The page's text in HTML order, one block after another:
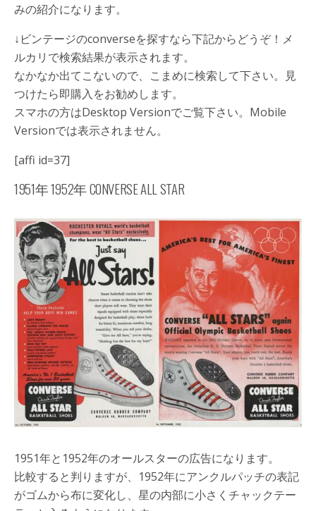
みの紹介になります。
↓ビンテージのconverseを探すなら下記からどうぞ！メ
ルカリで検索結果が表示されます。
なかなか出てこないので、こまめに検索して下さい。見
つけたら即購入をお勧めします。
スマホの方はDesktop Versionでご覧下さい。Mobile
Versionでは表示されません。
[affi id=37]
1951年 1952年 CONVERSE ALL STAR
1951年と1952年のオールスターの広告になります。
比較すると判りますが、1952年にアンクルパッチの表記
がゴムから布に変化し、星の内部に小さくチャックテー